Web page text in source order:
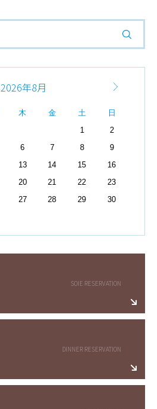
2026年8月
木 金 土
日
1
2
6 7 8
9
13 14 15
16
20 21 22
23
27 28 29
30